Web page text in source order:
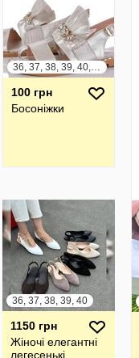
36, 37, 38, 39, 40, 41
100 грн
Босоніжки
36, 37, 38, 39, 40
1150 грн
Жіночі елегантні
легесенькі